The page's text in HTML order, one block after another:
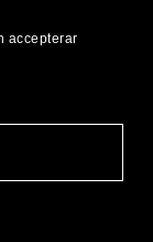
accepterar